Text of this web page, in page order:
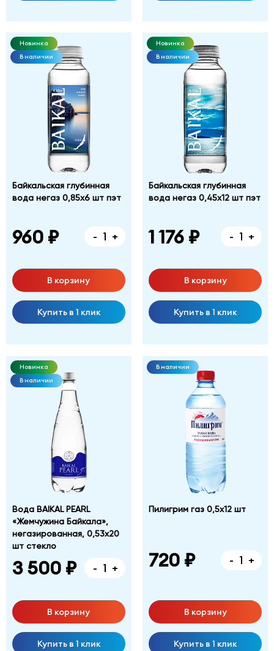
Новинка
В наличии
Байкальская глубинная
вода негаз 0,85х6 шт пэт
960 ₽ - +
В корзину
Купить в 1 клик
Новинка
В наличии
Байкальская глубинная
вода негаз 0,45х12 шт пэт
1 176 ₽ - +
В корзину
Купить в 1 клик
Новинка
В наличии
Вода BAIKAL PEARL
«Жемчужина Байкала»,
негазированная, 0,53х20
шт стекло
3 500 ₽ - +
В корзину
Купить в 1 клик
В наличии
Пилигрим газ 0,5х12 шт
720 ₽ - +
В корзину
Купить в 1 клик